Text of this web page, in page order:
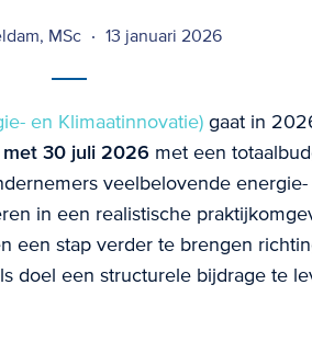
MSc 13 januari 2026
en Klimaatinnovatie)gaat in
30 juli 2026 met een
veelbelovende energie-
in een realistische
een stap verder te brengen
doel een structurele bijdrage te